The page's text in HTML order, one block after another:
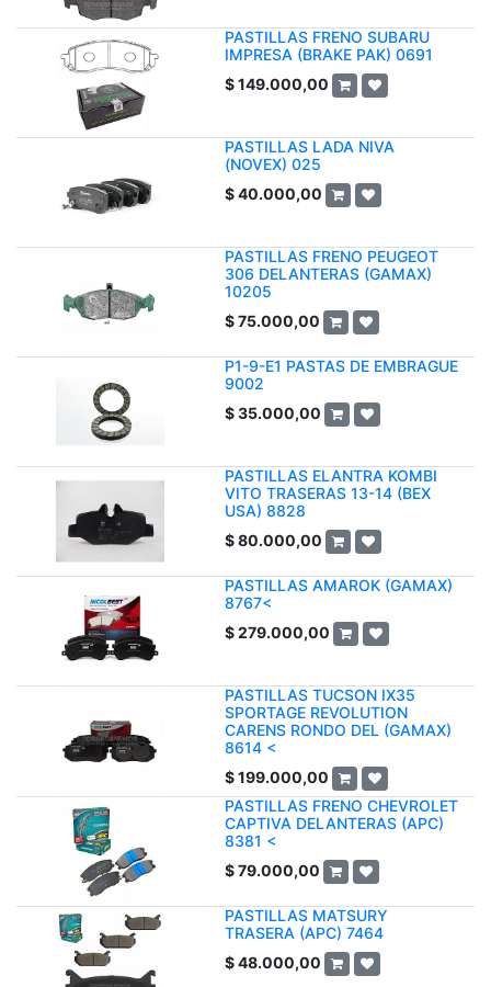
PASTILLAS FRENO SUBARU
IMPRESA (BRAKE PAK) 0691
$149.000,00
PASTILLAS LADA NIVA
(NOVEX) 025
$40.000,00
PASTILLAS FRENO PEUGEOT
306 DELANTERAS (GAMAX)
10205
$75.000,00
P1-9-E1 PASTAS DE EMBRAGUE
9002
$35.000,00
PASTILLAS ELANTRA KOMBI
VITO TRASERAS 13-14 (BEX
USA) 8828
$80.000,00
PASTILLAS AMAROK (GAMAX)
8767<
$279.000,00
PASTILLAS TUCSON IX35
SPORTAGE REVOLUTION
CARENS RONDO DEL (GAMAX)
8614 <
$199.000,00
PASTILLAS FRENO CHEVROLET
CAPTIVA DELANTERAS (APC)
8381 <
$79.000,00
PASTILLAS MATSURY
TRASERA (APC) 7464
$48.000,00